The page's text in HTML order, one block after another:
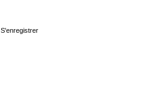
S'enregistrer